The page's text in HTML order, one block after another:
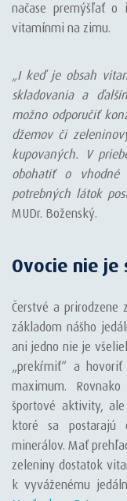
načase premýšľať o
vitamínmi na zimu.
„I keď je obsah
skladovania a
možno odporučiť
džemov či
kupovaných. V
obohatiť o vhodné
potrebných látok
MUDr. Boženský.
Ovocie nie je
Čerstvé a
základom nášho
ani jedno nie je
„prekŕmiť“ a
maximum.
športové aktivity,
ktoré sa
minerálov. Mať
zeleniny dostatok
k vyváženému